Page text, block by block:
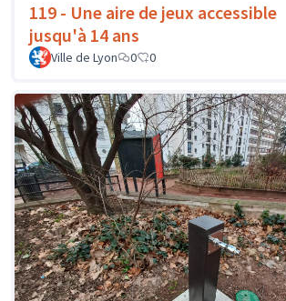
119 - Une aire de jeux accessible
jusqu'à 14 ans
Ville de Lyon 0 0